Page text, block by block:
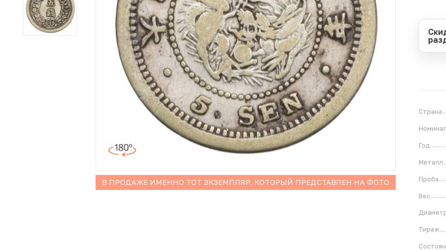
Иностранные монеты
Неофициальные выпуски монет (Unusual)
Античные и средневековые монеты
В ПРОДАЖЕ ИМЕННО ТОТ ЭКЗЕМПЛЯР, КОТОРЫЙ ПРЕДСТАВЛЕН НА ФОТО
Страна
Номинал
Год
Металл
Проба
Вес
Тираж